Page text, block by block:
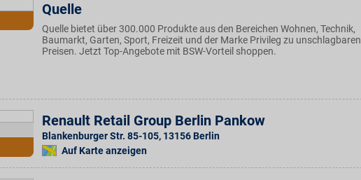
Quelle
Quelle bietet über 300.000 Produkte aus den Bereichen Wohnen, Technik,
Baumarkt, Garten, Sport, Freizeit und der Marke Privileg zu unschlagbaren
Preisen. Jetzt Top-Angebote mit BSW-Vorteil shoppen.
Renault Retail Group Berlin Pankow
Blankenburger Str. 85-105, 13156 Berlin
Auf Karte anzeigen